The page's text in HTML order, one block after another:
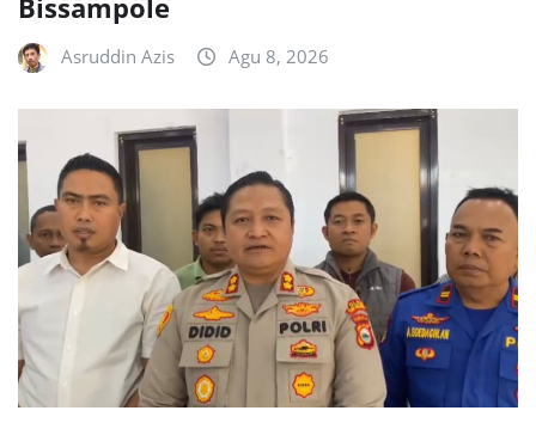
Asruddin Azis Agu 8, 2026